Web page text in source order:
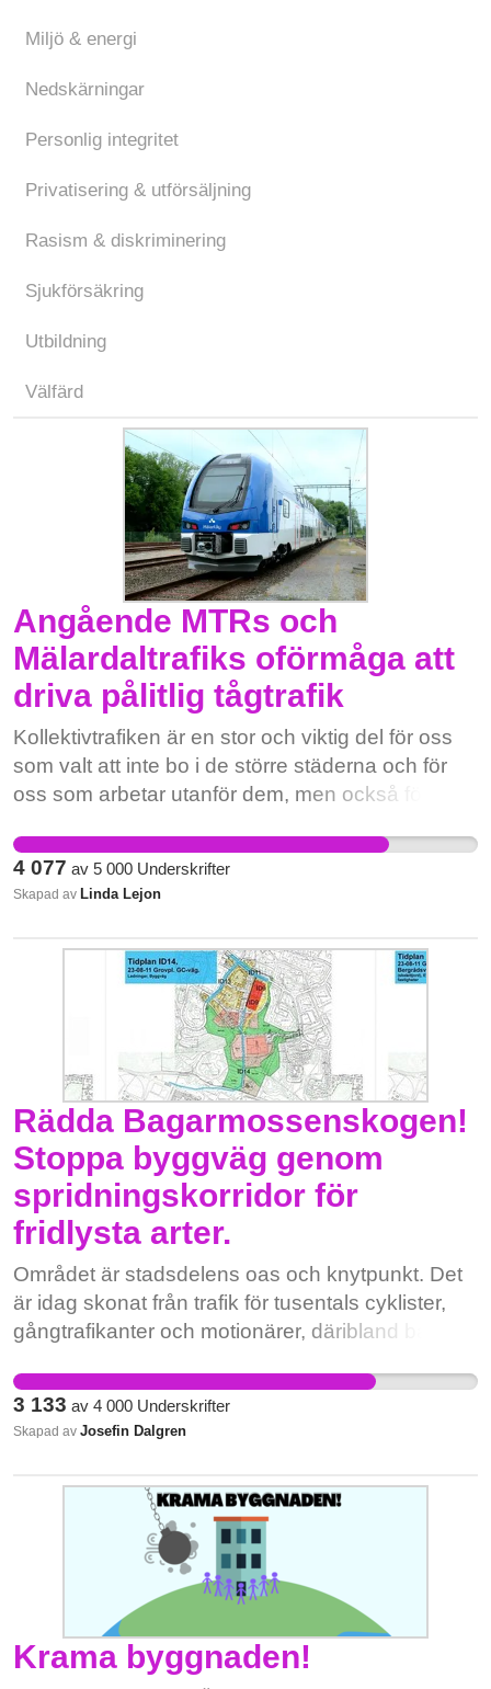
Miljö & energi
Nedskärningar
Personlig integritet
Privatisering & utförsäljning
Rasism & diskriminering
Sjukförsäkring
Utbildning
Välfärd
Angående MTRs och
Mälardaltrafiks oförmåga att
driva pålitlig tågtrafik
Kollektivtrafiken är en stor och viktig del för oss
som valt att inte bo i de större städerna och för
oss som arbetar utanför dem, men också för oss
unga som behöver kollektivtrafiken för att utbilda
sig. För oss som inte kan, vill eller ha råd att resa
med bil. Den bristfälliga tågtrafiken och till viss del
många, för både oss som reser och för dem som
väntar på oss. För oss som behöver ta oss från
punkt A till punkt B snabbt, smidigt och
4 077 av 5 000 Underskrifter
Skapad av Linda Lejon
Rädda Bagarmossenskogen!
Stoppa byggväg genom
spridningskorridor för
fridlysta arter.
Området är stadsdelens oas och knytpunkt. Det
är idag skonat från trafik för tusentals cyklister,
gångtrafikanter och motionärer, däribland barn
det berörs Skarpnäcks sportfält som används
flitigt av unga, vuxna och idrottsföreningar, stort
rekreativt naturområde, hundrastgård med
kollektivtrafik, boende i området samt K-märkta
Bergholmstorpet med aktivt föreningsliv och
odlingar. Att detta område får stå orörd utan
trafikerad väg har stor påverkan på
medborgarnas hälsa, välmående och
levnadsstandard! Skarpnäck är byggd på porös
mark där husen redan har sättningar och inte
3 133 av 4 000 Underskrifter
Skapad av Josefin Dalgren
Krama byggnaden!